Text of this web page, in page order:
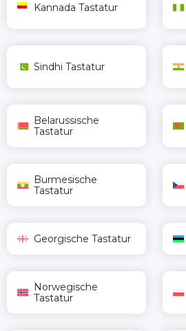
Kannada Tastatur
Sindhi Tastatur
Belarussische
Tastatur
Burmesische
Tastatur
Georgische Tastatur
Norwegische
Tastatur